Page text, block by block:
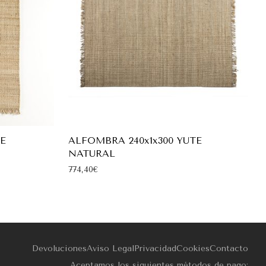
ALFOMBRA 240x1x300 YUTE
NATURAL
774,40€
DevolucionesAviso LegalPrivacidadCookiesContacto